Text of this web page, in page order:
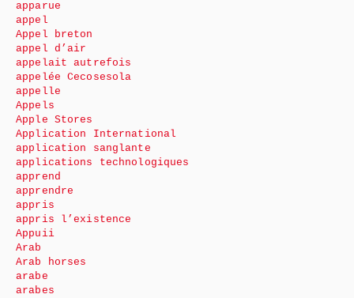
apparue
appel
Appel breton
appel d’air
appelait autrefois
appelée Cecosesola
appelle
Appels
Apple Stores
Application International
application sanglante
applications technologiques
apprend
apprendre
appris
appris l’existence
Appuii
Arab
Arab horses
arabe
arabes